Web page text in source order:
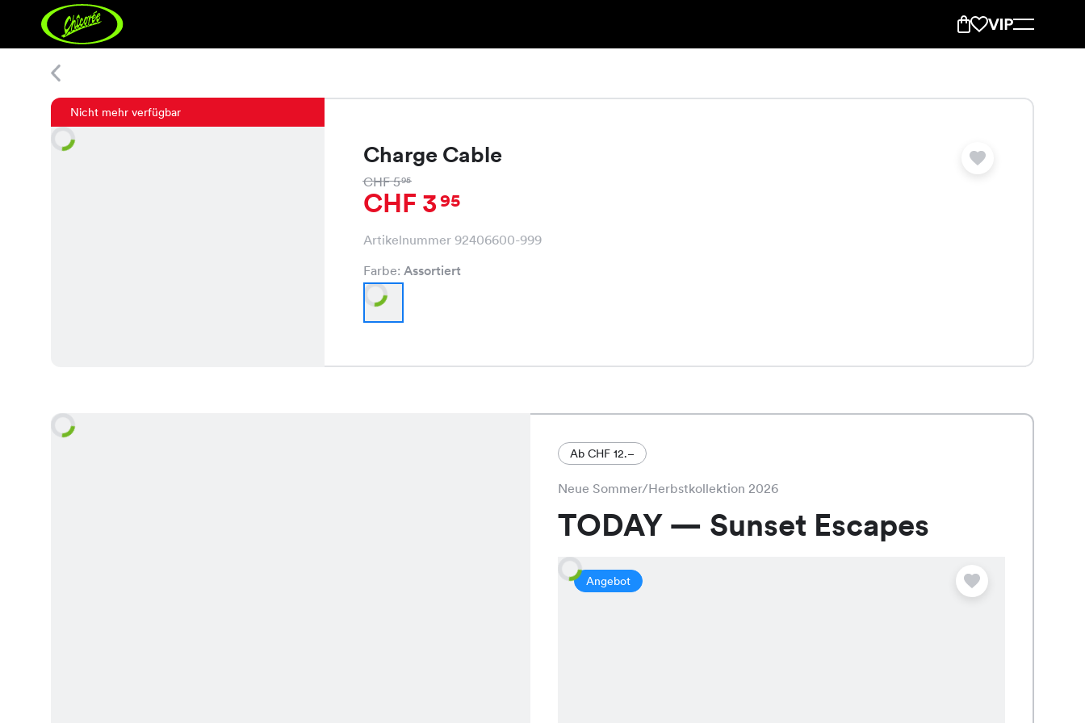
Nicht mehr verfügbar
Charge Cable
CHF 595
CHF 395
Artikelnummer 92406600-999
Farbe: Assortiert
Ab CHF 12.–
Neue Sommer/Herbstkollektion 2026
TODAY — Sunset Escapes
Angebot